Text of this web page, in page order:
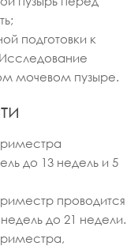
подготовки к
мочевом пузыре.
до 13 недель и 5
проводится
до 21 недели.